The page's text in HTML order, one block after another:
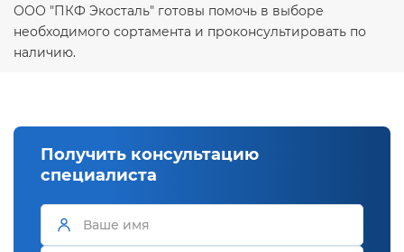
ООО "ПКФ Экосталь" готовы помочь в выборе
необходимого сортамента и проконсультировать по
наличию.
Получить консультацию
специалиста